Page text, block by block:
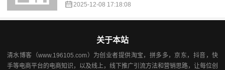
2025-12-08 17:18:08
关于本站
清水博客（www.196105.com）为创业者提供淘宝，拼多多，京东，抖音，快
手等电商平台的电商知识，以及线上，线下推广引流方法和营销思路，让每位创